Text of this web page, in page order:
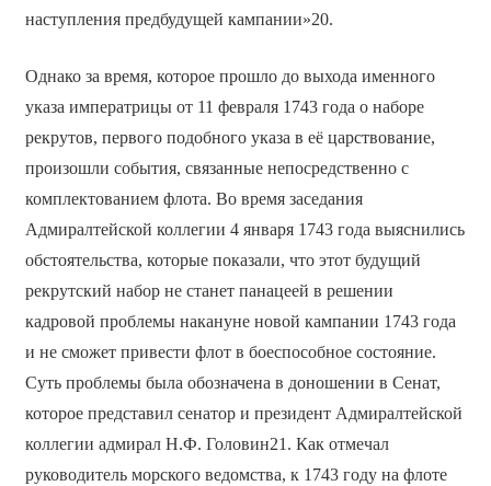
наступления предбудущей кампании»20.
Однако за время, которое прошло до выхода именного
указа императрицы от 11 февраля 1743 года о наборе
рекрутов, первого подобного указа в её царствование,
произошли события, связанные непосредственно с
комплектованием флота. Во время заседания
Адмиралтейской коллегии 4 января 1743 года выяснились
обстоятельства, которые показали, что этот будущий
рекрутский набор не станет панацеей в решении
кадровой проблемы накануне новой кампании 1743 года
и не сможет привести флот в боеспособное состояние.
Суть проблемы была обозначена в доношении в Сенат,
которое представил сенатор и президент Адмиралтейской
коллегии адмирал Н.Ф. Головин21. Как отмечал
руководитель морского ведомства, к 1743 году на флоте